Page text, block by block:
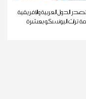
الدول العربية والإفريقية
تراث اليونسكو بعشرة